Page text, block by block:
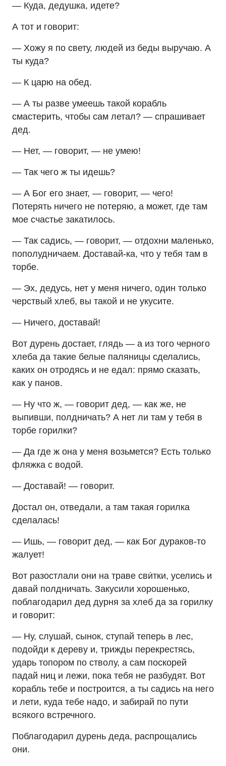
— Куда, дедушка, идете?
А тот и говорит:
— Хожу я по свету, людей из беды выручаю. А
ты куда?
— К царю на обед.
— А ты разве умеешь такой корабль
смастерить, чтобы сам летал? — спрашивает
дед.
— Нет, — говорит, — не умею!
— Так чего ж ты идешь?
— А Бог его знает, — говорит, — чего!
Потерять ничего не потеряю, а может, где там
мое счастье закатилось.
— Так садись, — говорит, — отдохни маленько,
пополудничаем. Доставай-ка, что у тебя там в
торбе.
— Эх, дедусь, нет у меня ничего, один только
черствый хлеб, вы такой и не укусите.
— Ничего, доставай!
Вот дурень достает, глядь — а из того черного
хлеба да такие белые паляницы сделались,
каких он отродясь и не едал: прямо сказать,
как у панов.
— Ну что ж, — говорит дед, — как же, не
выпивши, полдничать? А нет ли там у тебя в
торбе горилки?
— Да где ж она у меня возьмется? Есть только
фляжка с водой.
— Доставай! — говорит.
Достал он, отведали, а там такая горилка
сделалась!
— Ишь, — говорит дед, — как Бог дураков-то
жалует!
Вот разостлали они на траве сви́тки, уселись и
давай полдничать. Закусили хорошенько,
поблагодарил дед дурня за хлеб да за горилку
и говорит:
— Ну, слушай, сынок, ступай теперь в лес,
подойди к дереву и, трижды перекрестясь,
ударь топором по стволу, а сам поскорей
падай ниц и лежи, пока тебя не разбудят. Вот
корабль тебе и построится, а ты садись на него
и лети, куда тебе надо, и забирай по пути
всякого встречного.
Поблагодарил дурень деда, распрощались
они.